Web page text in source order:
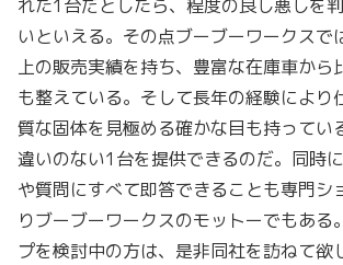
れた1台だとしたら、程度の良し悪しを
いといえる。その点ブーブーワークスで
上の販売実績を持ち、豊富な在庫車から
も整えている。そして長年の経験により
質な固体を見極める確かな目も持ってい
違いのない1台を提供できるのだ。同時
や質問にすべて即答できることも専門シ
りブーブーワークスのモットーでもある
プを検討中の方は、是非同社を訪ねて欲